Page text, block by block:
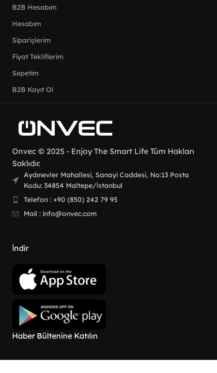
B2B Hesabım
Hesabım
Siparişlerim
Fiyat Tekliflerim
Sepetim
B2B Kayıt Ol
Onvec© 2025- Enjoy The Smart Life Tüm Hakları
Saklıdır.
Aydınevler Mahallesi, Sanayi Caddesi, No:13 Posta
Kodu: 34854 Maltepe/İstanbul
Telefon : +90 (850) 242 79 95
Mail : info@onvec.com
İndir
Haber Bültenine Katılın